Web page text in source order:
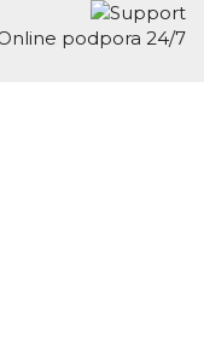
podpora 24/7